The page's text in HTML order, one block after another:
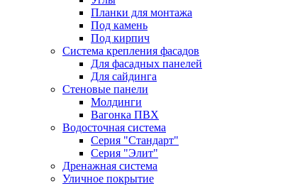
Планки для монтажа
Под камень
Под кирпич
Система крепления фасадов
Для фасадных панелей
Для сайдинга
Стеновые панели
Молдинги
Вагонка ПВХ
Водосточная система
Серия "Стандарт"
Серия "Элит"
Дренажная система
Уличное покрытие